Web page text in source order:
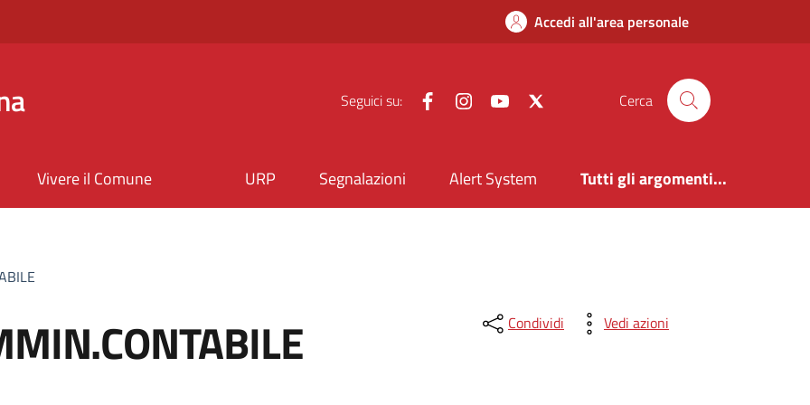
Accedi all'area personale
Seguici su: FacebookInstagramYouTube Cerca
Vivere il Comune URP Segnalazioni Alert System Tutti gli argomenti...
Condividi Vedi azioni